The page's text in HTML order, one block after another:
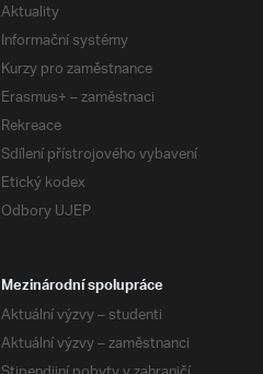
Aktuality
Informační systémy
Kurzy pro zaměstnance
Erasmus+ – zaměstnaci
Rekreace
Sdílení přístrojového vybavení
Etický kodex
Odbory UJEP
Mezinárodní spolupráce
Aktuální výzvy – studenti
Aktuální výzvy – zaměstnanci